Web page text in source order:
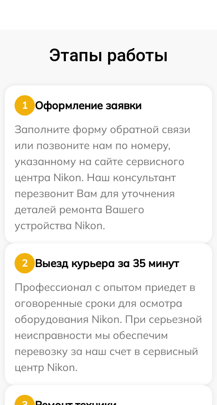
Этапы работы
1
Оформление заявки
Заполните форму обратной связи
или позвоните нам по номеру,
указанному на сайте сервисного
центра Nikon. Наш консультант
перезвонит Вам для уточнения
деталей ремонта Вашего
устройства Nikon.
2
Выезд курьера за 35 минут
Профессионал с опытом приедет в
оговоренные сроки для осмотра
оборудования Nikon. При серьезной
неисправности мы обеспечим
перевозку за наш счет в сервисный
центр Nikon.